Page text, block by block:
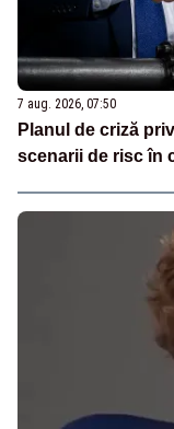
7 aug. 2026, 07:50
Planul de criză
scenarii de risc în